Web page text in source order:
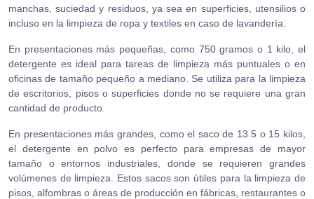
manchas, suciedad y residuos, ya sea en superficies, utensilios o
incluso en la limpieza de ropa y textiles en caso de lavandería.
En presentaciones más pequeñas, como 750 gramos o 1 kilo, el
detergente es ideal para tareas de limpieza más puntuales o en
oficinas de tamaño pequeño a mediano. Se utiliza para la limpieza
de escritorios, pisos o superficies donde no se requiere una gran
cantidad de producto.
En presentaciones más grandes, como el saco de 13.5 o 15 kilos,
el detergente en polvo es perfecto para empresas de mayor
tamaño o entornos industriales, donde se requieren grandes
volúmenes de limpieza. Estos sacos son útiles para la limpieza de
pisos, alfombras o áreas de producción en fábricas, restaurantes o